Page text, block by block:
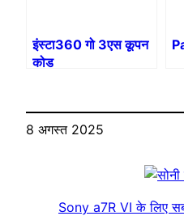
इंस्टा360 गो 3एस कूपन
कोड
8 अगस्त 2025
Sony a7R VI के लिए